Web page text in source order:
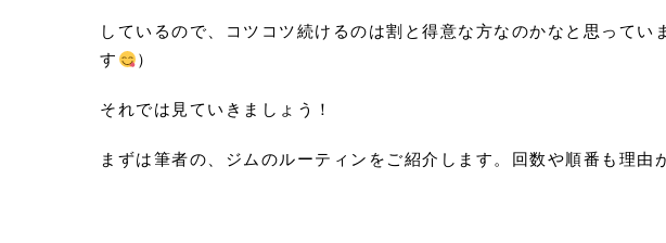
しているので、コツコツ続けるのは割と得意な方なのかなと思って
す
）
それでは見ていきましょう！
まずは筆者の、ジムのルーティンをご紹介します。回数や順番も理由